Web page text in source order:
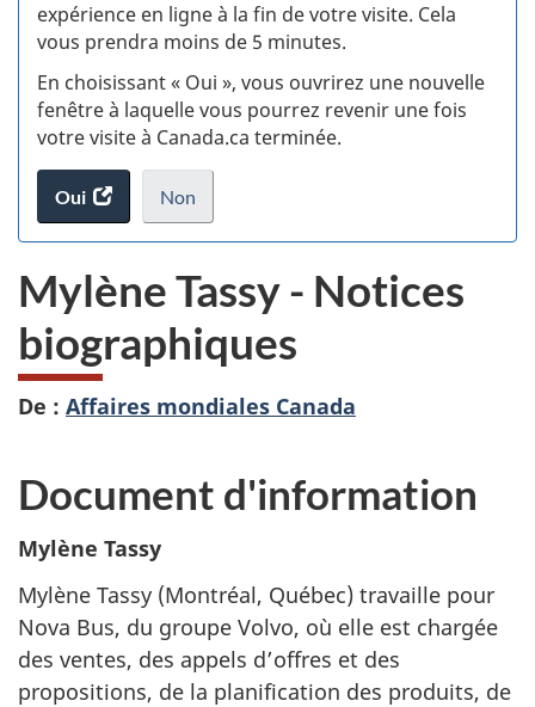
expérience en ligne à la fin de votre visite. Cela
vous prendra moins de 5 minutes.
En choisissant « Oui », vous ouvrirez une nouvelle
fenêtre à laquelle vous pourrez revenir une fois
votre visite à Canada.ca terminée.
Oui
accéder
au
Non
je
veux
pas
participer
au
du
.
Mylène Tassy - Notices
biographiques
De : Affaires mondiales Canada
Document d'information
Mylène Tassy
Mylène Tassy (Montréal, Québec) travaille pour
Nova Bus, du groupe Volvo, où elle est chargée
des ventes, des appels d’offres et des
propositions, de la planification des produits, de